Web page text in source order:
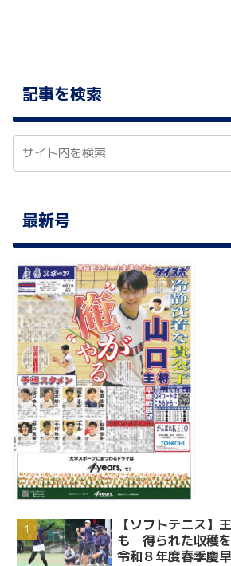
記事を検索
最新号
【ソフトテニス】
も 得られた収穫
令和８年度春季慶